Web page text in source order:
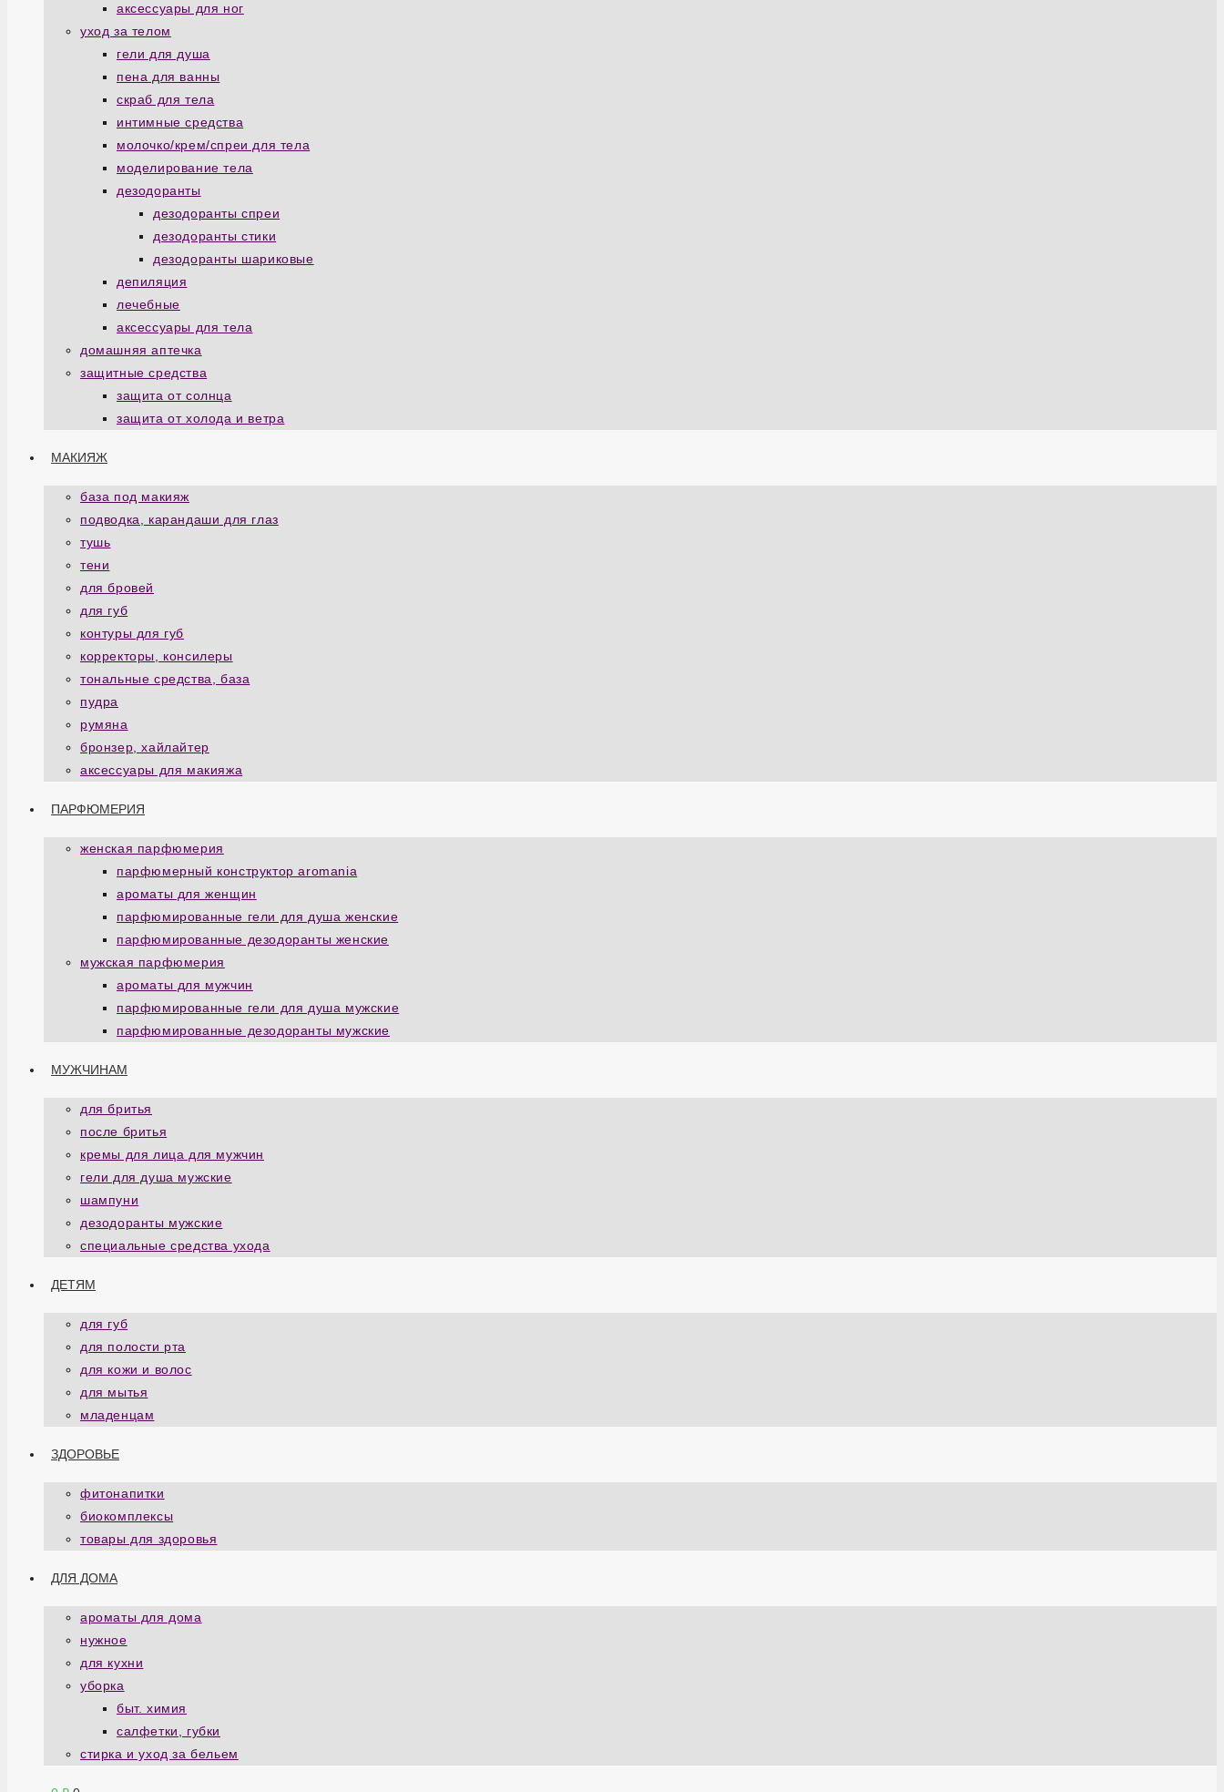
аксессуары для ног
уход за телом
гели для душа
пена для ванны
скраб для тела
интимные средства
молочко/крем/спреи для тела
моделирование тела
дезодоранты
дезодоранты спреи
дезодоранты стики
дезодоранты шариковые
депиляция
лечебные
аксессуары для тела
домашняя аптечка
защитные средства
защита от солнца
защита от холода и ветра
МАКИЯЖ
база под макияж
подводка, карандаши для глаз
тушь
тени
для бровей
для губ
контуры для губ
корректоры, консилеры
тональные средства, база
пудра
румяна
бронзер, хайлайтер
аксессуары для макияжа
ПАРФЮМЕРИЯ
женская парфюмерия
парфюмерный конструктор aromania
ароматы для женщин
парфюмированные гели для душа женские
парфюмированные дезодоранты женские
мужская парфюмерия
ароматы для мужчин
парфюмированные гели для душа мужские
парфюмированные дезодоранты мужские
МУЖЧИНАМ
для бритья
после бритья
кремы для лица для мужчин
гели для душа мужские
шампуни
дезодоранты мужские
специальные средства ухода
ДЕТЯМ
для губ
для полости рта
для кожи и волос
для мытья
младенцам
ЗДОРОВЬЕ
фитонапитки
биокомплексы
товары для здоровья
ДЛЯ ДОМА
ароматы для дома
нужное
для кухни
уборка
быт. химия
салфетки, губки
стирка и уход за бельем